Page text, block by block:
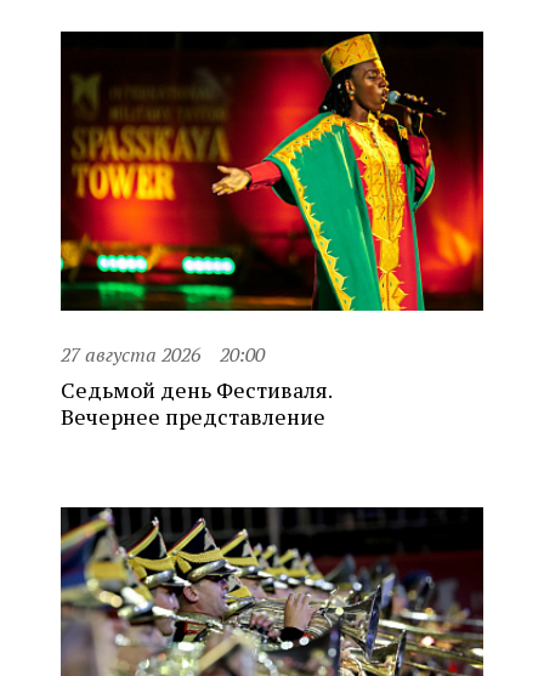
27 августа 2026 20:00
Седьмой день Фестиваля.
Вечернее представление